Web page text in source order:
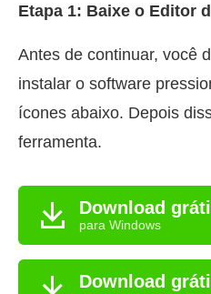
Etapa 1: Baixe o Editor
Antes de continuar, você
instalar o software
ícones abaixo. Depois
ferramenta.
Download
para Windows
Download